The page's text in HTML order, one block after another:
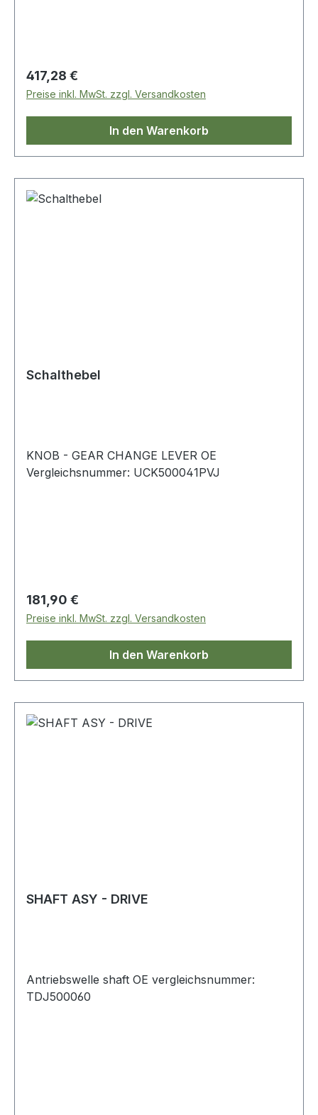
Regulärer Preis:
417,28 €
Preise inkl. MwSt. zzgl. Versandkosten
In den Warenkorb
Schalthebel
KNOB - GEAR CHANGE LEVER OE
Vergleichsnummer: UCK500041PVJ
Regulärer Preis:
181,90 €
Preise inkl. MwSt. zzgl. Versandkosten
In den Warenkorb
SHAFT ASY - DRIVE
Antriebswelle shaft OE vergleichsnummer:
TDJ500060